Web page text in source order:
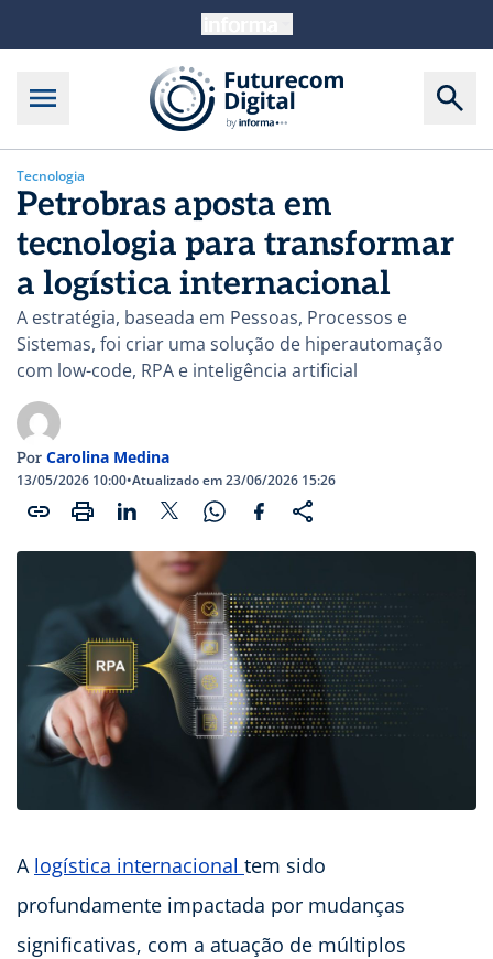
Tecnologia
Petrobras aposta em
tecnologia para transformar
a logística internacional
A estratégia, baseada em Pessoas, Processos e
Sistemas, foi criar uma solução de hiperautomação
com low-code, RPA e inteligência artificial
Por Carolina Medina
13/05/2026 10:00•Atualizado em 23/06/2026 15:26
A logística internacional tem sido
profundamente impactada por mudanças
significativas, com a atuação de múltiplos